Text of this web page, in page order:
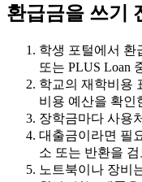
환급금을 쓰기
학생 포털에서 환
또는 PLUS Loan
학교의 재학비용
비용 예산을 확인
장학금마다 사용
대출금이라면 필
소 또는 반환을
노트북이나 장비